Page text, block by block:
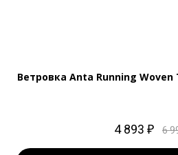
Ветровка Anta Running Woven
4 893 ₽ 6